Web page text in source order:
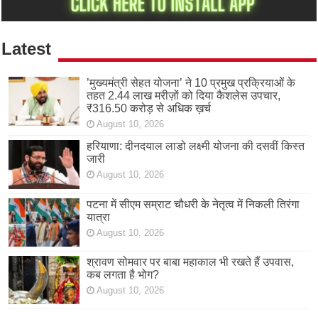
Latest
’मुख्यमंत्री सेहत योजना’ ने 10 प्रमुख प्रक्रियाओं के
तहत 2.44 लाख मरीज़ों को दिया कैशलेस उपचार,
₹316.50 करोड़ से अधिक ख़र्च
August 10, 2026
हरियाणा: दीनदयाल लाडो लक्ष्मी योजना की दसवीं किस्त
जारी
August 10, 2026
पटना में सीएम सम्राट चौधरी के नेतृत्व में निकली तिरंगा
यात्रा
August 10, 2026
श्रावण सोमवार पर बाबा महाकाल भी रखते हैं उपवास,
कब लगता है भोग?
August 10, 2026